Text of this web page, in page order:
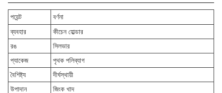
পয়েন্ট
বর্ণনা
ব্যবহার
কীচেন হোল্ডার
রঙ
সিলভার
প্যাকেজ
পৃথক পলিব্যাগ
বৈশিষ্ট্য
দীর্ঘস্থায়ী
উপাদান
জিংক খাদ